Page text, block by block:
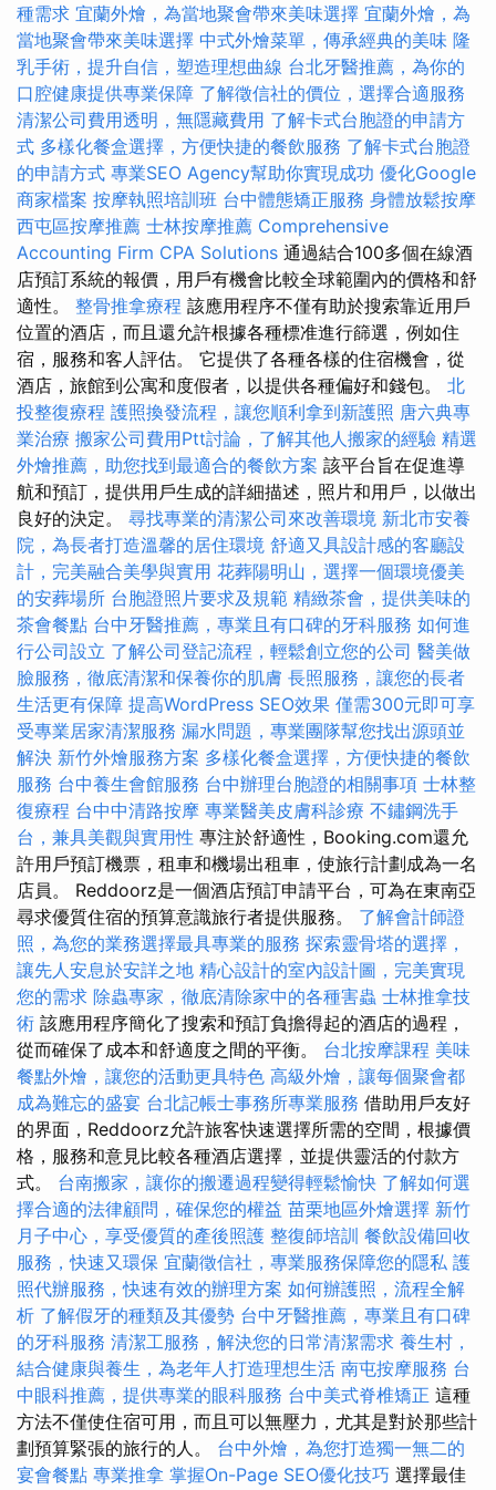
種需求 宜蘭外燴，為當地聚會帶來美味選擇 宜蘭外燴，為
當地聚會帶來美味選擇 中式外燴菜單，傳承經典的美味 隆
乳手術，提升自信，塑造理想曲線 台北牙醫推薦，為你的
口腔健康提供專業保障 了解徵信社的價位，選擇合適服務
清潔公司費用透明，無隱藏費用 了解卡式台胞證的申請方
式 多樣化餐盒選擇，方便快捷的餐飲服務 了解卡式台胞證
的申請方式 專業SEO Agency幫助你實現成功 優化Google
商家檔案 按摩執照培訓班 台中體態矯正服務 身體放鬆按摩
西屯區按摩推薦 士林按摩推薦 Comprehensive
Accounting Firm CPA Solutions 通過結合100多個在線酒
店預訂系統的報價，用戶有機會比較全球範圍內的價格和舒
適性。 整骨推拿療程 該應用程序不僅有助於搜索靠近用戶
位置的酒店，而且還允許根據各種標准進行篩選，例如住
宿，服務和客人評估。 它提供了各種各樣的住宿機會，從
酒店，旅館到公寓和度假者，以提供各種偏好和錢包。 北
投整復療程 護照換發流程，讓您順利拿到新護照 唐六典專
業治療 搬家公司費用Ptt討論，了解其他人搬家的經驗 精選
外燴推薦，助您找到最適合的餐飲方案 該平台旨在促進導
航和預訂，提供用戶生成的詳細描述，照片和用戶，以做出
良好的決定。 尋找專業的清潔公司來改善環境 新北市安養
院，為長者打造溫馨的居住環境 舒適又具設計感的客廳設
計，完美融合美學與實用 花葬陽明山，選擇一個環境優美
的安葬場所 台胞證照片要求及規範 精緻茶會，提供美味的
茶會餐點 台中牙醫推薦，專業且有口碑的牙科服務 如何進
行公司設立 了解公司登記流程，輕鬆創立您的公司 醫美做
臉服務，徹底清潔和保養你的肌膚 長照服務，讓您的長者
生活更有保障 提高WordPress SEO效果 僅需300元即可享
受專業居家清潔服務 漏水問題，專業團隊幫您找出源頭並
解決 新竹外燴服務方案 多樣化餐盒選擇，方便快捷的餐飲
服務 台中養生會館服務 台中辦理台胞證的相關事項 士林整
復療程 台中中清路按摩 專業醫美皮膚科診療 不鏽鋼洗手
台，兼具美觀與實用性 專注於舒適性，Booking.com還允
許用戶預訂機票，租車和機場出租車，使旅行計劃成為一名
店員。 Reddoorz是一個酒店預訂申請平台，可為在東南亞
尋求優質住宿的預算意識旅行者提供服務。 了解會計師證
照，為您的業務選擇最具專業的服務 探索靈骨塔的選擇，
讓先人安息於安詳之地 精心設計的室內設計圖，完美實現
您的需求 除蟲專家，徹底清除家中的各種害蟲 士林推拿技
術 該應用程序簡化了搜索和預訂負擔得起的酒店的過程，
從而確保了成本和舒適度之間的平衡。 台北按摩課程 美味
餐點外燴，讓您的活動更具特色 高級外燴，讓每個聚會都
成為難忘的盛宴 台北記帳士事務所專業服務 借助用戶友好
的界面，Reddoorz允許旅客快速選擇所需的空間，根據價
格，服務和意見比較各種酒店選擇，並提供靈活的付款方
式。 台南搬家，讓你的搬遷過程變得輕鬆愉快 了解如何選
擇合適的法律顧問，確保您的權益 苗栗地區外燴選擇 新竹
月子中心，享受優質的產後照護 整復師培訓 餐飲設備回收
服務，快速又環保 宜蘭徵信社，專業服務保障您的隱私 護
照代辦服務，快速有效的辦理方案 如何辦護照，流程全解
析 了解假牙的種類及其優勢 台中牙醫推薦，專業且有口碑
的牙科服務 清潔工服務，解決您的日常清潔需求 養生村，
結合健康與養生，為老年人打造理想生活 南屯按摩服務 台
中眼科推薦，提供專業的眼科服務 台中美式脊椎矯正 這種
方法不僅使住宿可用，而且可以無壓力，尤其是對於那些計
劃預算緊張的旅行的人。 台中外燴，為您打造獨一無二的
宴會餐點 專業推拿 掌握On-Page SEO優化技巧 選擇最佳